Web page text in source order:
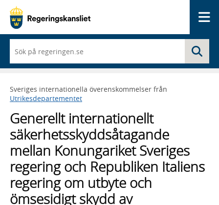
du
börjar
skriva
framträder
en
med
sökförslag
Sveriges internationella överenskommelser från
Utrikesdepartementet
Generellt internationellt
säkerhetsskyddsåtagande
mellan Konungariket Sveriges
regering och Republiken Italiens
regering om utbyte och
ömsesidigt skydd av